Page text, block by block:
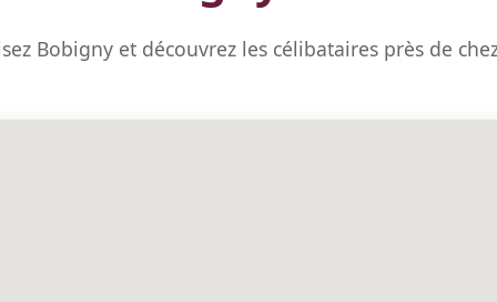
Bobigny et découvrez les célibataires près de